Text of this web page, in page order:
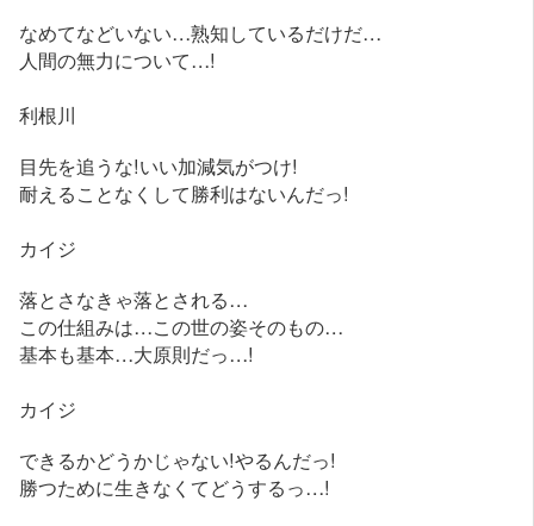
なめてなどいない…熟知しているだけだ…
人間の無力について…!
利根川
目先を追うな!いい加減気がつけ!
耐えることなくして勝利はないんだっ!
カイジ
落とさなきゃ落とされる…
この仕組みは…この世の姿そのもの…
基本も基本…大原則だっ…!
カイジ
できるかどうかじゃない!やるんだっ!
勝つために生きなくてどうするっ…!